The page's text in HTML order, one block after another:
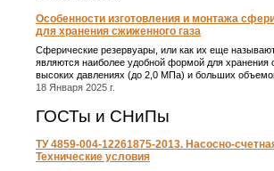
Особенности изготовления и монтажа
для хранения сжиженного газа
Сферические резервуары, или как их еще
являются наиболее удобной формой для хранения
высоких давлениях (до 2,0 МПа) и больших
18 Января 2025 г.
ГОСТы и СНиПы
ТУ 4859-004-12261875-2013. Насосно-
Технические условия